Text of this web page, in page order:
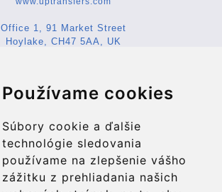
Používame cookies
Súbory cookie a ďalšie
technológie sledovania
používame na zlepšenie vášho
zážitku z prehliadania našich
Office 1, 91 Market Street
Hoylake, CH47 5AA, UK
© 2026 Kraken Travel Ltd.
More
Blog
Update cookies preferences